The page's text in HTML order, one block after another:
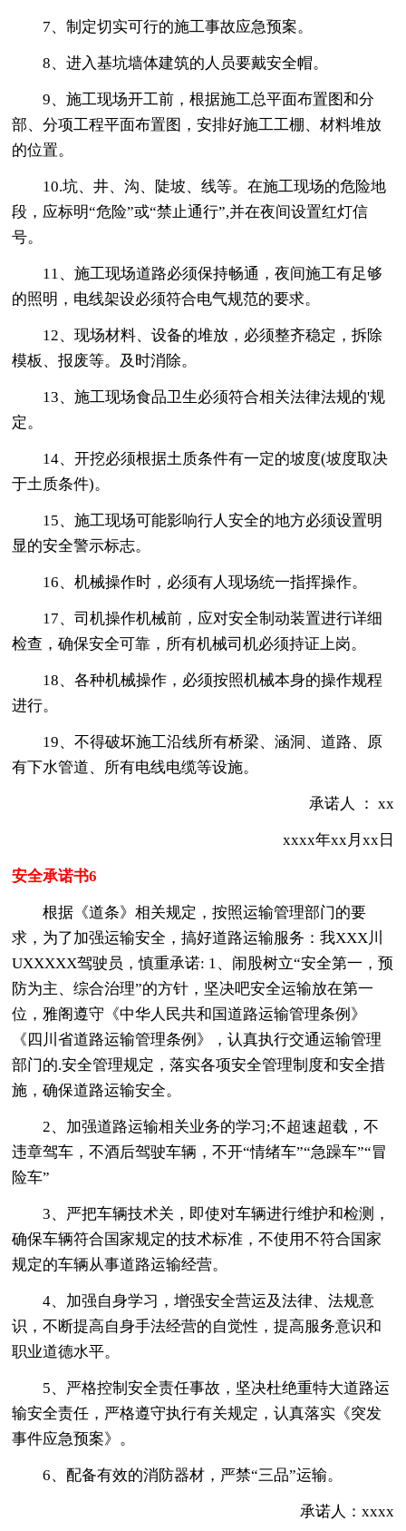
7、制定切实可行的施工事故应急预案。
8、进入基坑墙体建筑的人员要戴安全帽。
9、施工现场开工前，根据施工总平面布置图和分
部、分项工程平面布置图，安排好施工工棚、材料堆放
的位置。
10.坑、井、沟、陡坡、线等。在施工现场的危险地
段，应标明“危险”或“禁止通行”,并在夜间设置红灯信
号。
11、施工现场道路必须保持畅通，夜间施工有足够
的照明，电线架设必须符合电气规范的要求。
12、现场材料、设备的堆放，必须整齐稳定，拆除
模板、报废等。及时消除。
13、施工现场食品卫生必须符合相关法律法规的'规
定。
14、开挖必须根据土质条件有一定的坡度(坡度取决
于土质条件)。
15、施工现场可能影响行人安全的地方必须设置明
显的安全警示标志。
16、机械操作时，必须有人现场统一指挥操作。
17、司机操作机械前，应对安全制动装置进行详细
检查，确保安全可靠，所有机械司机必须持证上岗。
18、各种机械操作，必须按照机械本身的操作规程
进行。
19、不得破坏施工沿线所有桥梁、涵洞、道路、原
有下水管道、所有电线电缆等设施。
承诺人 ： xx
xxxx年xx月xx日
安全承诺书6
根据《道条》相关规定，按照运输管理部门的要
求，为了加强运输安全，搞好道路运输服务：我XXX川
UXXXXX驾驶员，慎重承诺: 1、闹股树立“安全第一，预
防为主、综合治理”的方针，坚决吧安全运输放在第一
位，雅阁遵守《中华人民共和国道路运输管理条例》
《四川省道路运输管理条例》，认真执行交通运输管理
部门的.安全管理规定，落实各项安全管理制度和安全措
施，确保道路运输安全。
2、加强道路运输相关业务的学习;不超速超载，不
违章驾车，不酒后驾驶车辆，不开“情绪车”“急躁车”“冒
险车”
3、严把车辆技术关，即使对车辆进行维护和检测，
确保车辆符合国家规定的技术标准，不使用不符合国家
规定的车辆从事道路运输经营。
4、加强自身学习，增强安全营运及法律、法规意
识，不断提高自身手法经营的自觉性，提高服务意识和
职业道德水平。
5、严格控制安全责任事故，坚决杜绝重特大道路运
输安全责任，严格遵守执行有关规定，认真落实《突发
事件应急预案》。
6、配备有效的消防器材，严禁“三品”运输。
承诺人：xxxx